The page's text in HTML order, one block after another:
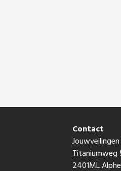
Contact
Jouwveilingen
Titaniumweg
2401ML